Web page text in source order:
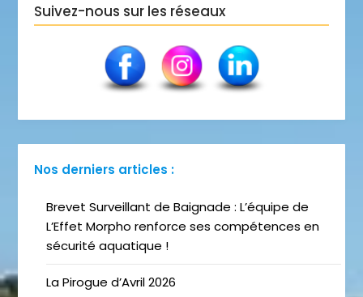
Suivez-nous sur les réseaux
Nos derniers articles :
Brevet Surveillant de Baignade : L’équipe de
L’Effet Morpho renforce ses compétences en
sécurité aquatique !
La Pirogue d’Avril 2026